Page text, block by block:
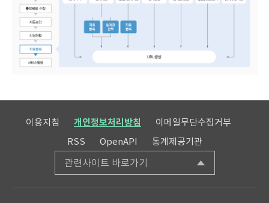
이용지침 개인정보처리방침
이메일무단수집거부
RSS
OpenAPI 통계제공기관
관련사이트 바로가기